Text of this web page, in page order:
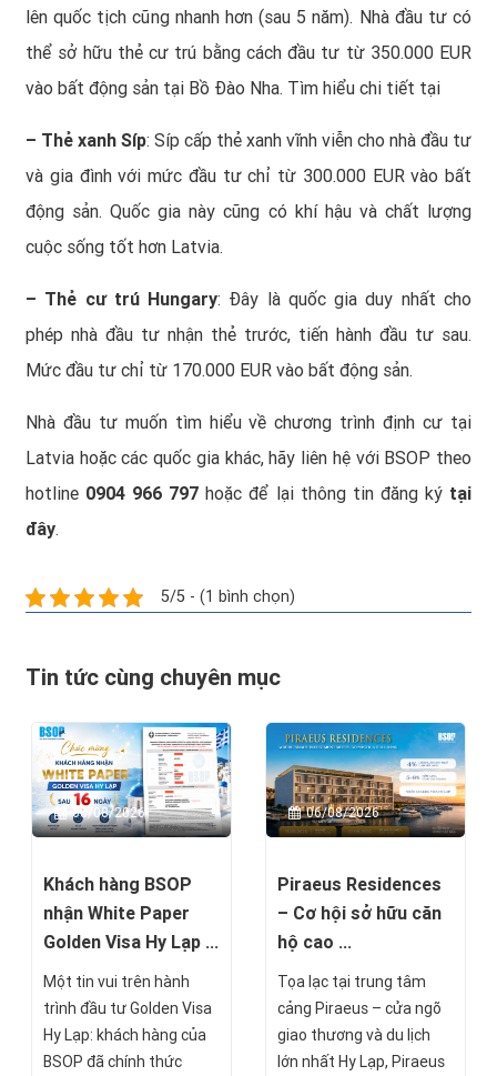
lên quốc tịch cũng nhanh hơn (sau 5 năm). Nhà đầu tư có
thể sở hữu thẻ cư trú bằng cách đầu tư từ 350.000 EUR
vào bất động sản tại Bồ Đào Nha. Tìm hiểu chi tiết tại
– Thẻ xanh Síp: Síp cấp thẻ xanh vĩnh viễn cho nhà đầu tư
và gia đình với mức đầu tư chỉ từ 300.000 EUR vào bất
động sản. Quốc gia này cũng có khí hậu và chất lượng
cuộc sống tốt hơn Latvia.
– Thẻ cư trú Hungary: Đây là quốc gia duy nhất cho
phép nhà đầu tư nhận thẻ trước, tiến hành đầu tư sau.
Mức đầu tư chỉ từ 170.000 EUR vào bất động sản.
Nhà đầu tư muốn tìm hiểu về chương trình định cư tại
Latvia hoặc các quốc gia khác, hãy liên hệ với BSOP theo
hotline 0904 966 797 hoặc để lại thông tin đăng ký tại
đây.
5/5 - (1 bình chọn)
Tin tức cùng chuyên mục
08/08/2026
Khách hàng BSOP
nhận White Paper
Golden Visa Hy Lạp ...
Một tin vui trên hành
trình đầu tư Golden Visa
Hy Lạp: khách hàng của
BSOP đã chính thức
06/08/2026
Piraeus Residences
– Cơ hội sở hữu căn
hộ cao ...
Tọa lạc tại trung tâm
cảng Piraeus – cửa ngõ
giao thương và du lịch
lớn nhất Hy Lạp, Piraeus